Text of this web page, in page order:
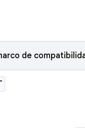
de